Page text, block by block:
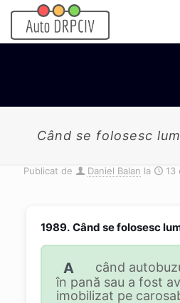
Când se folosesc
Publicat de Daniel Balan la 13
1989. Când se folosesc
A
când
în pană sau a fost
imobilizat pe